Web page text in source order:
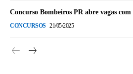
Concurso Bombeiros PR abre vagas
CONCURSOS 21/05/2025